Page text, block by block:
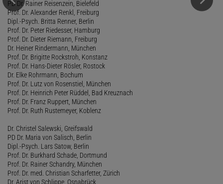
PD Dr. Rainer Reisenzein, Bielefeld
Prof. Dr. Alexander Renkl, Freiburg
Dipl.-Psych. Britta Renner, Berlin
Prof. Dr. Peter Riedesser, Hamburg
Prof. Dr. Dieter Riemann, Freiburg
Dr. Heiner Rindermann, München
Prof. Dr. Brigitte Rockstroh, Konstanz
Prof. Dr. Hans-Dieter Rösler, Rostock
Dr. Elke Rohrmann, Bochum
Prof. Dr. Lutz von Rosenstiel, München
Prof. Dr. Heinrich Peter Rüddel, Bad Kreuznach
Prof. Dr. Franz Ruppert, München
Prof. Dr. Ruth Rustemeyer, Koblenz
Dr. Christel Salewski, Greifswald
PD Dr. Maria von Salisch, Berlin
Dipl.-Psych. Lars Satow, Berlin
Prof. Dr. Burkhard Schade, Dortmund
Prof. Dr. Rainer Schandry, München
Prof. Dr. med. Christian Scharfetter, Zürich
Dr. Arist von Schlippe, Osnabrück